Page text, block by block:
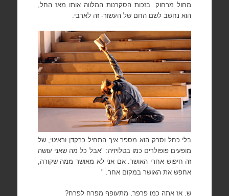
מחול מרחוק. בזכות הסקרנות המלווה אותו מאז החל,
הוא נחשב לשם החם של העשור- זה לארבי.
בלי כחל וסרק הוא מספר איך התחיל כרקדן וראיטי, של
מופעים פופולרים כמו בטלויזיה: "אבל כל מה שאני עושה
זה חיפוש אחרי האושר. אם אני לא מאושר ממה שקורה,
אחפש את האושר במקום אחר. "
ש. אז אתה כמו פרפר, מתעופף מפרח לפרח?